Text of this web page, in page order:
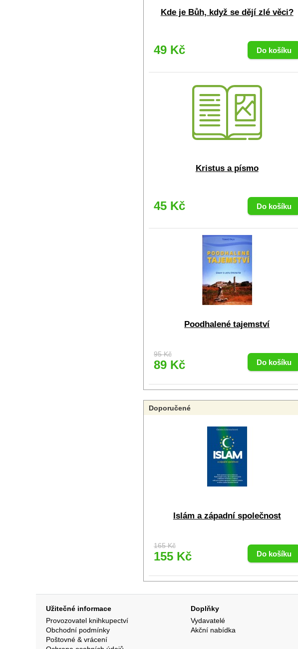
Kde je Bůh, když se dějí zlé věci?
49 Kč
Kristus a písmo
45 Kč
Poodhalené tajemství
95 Kč
89 Kč
Doporučené
Islám a západní společnost
165 Kč
155 Kč
Užitečné informace
Provozovatel knihkupectví
Obchodní podmínky
Poštovné & vrácení
Doplňky
Vydavatelé
Akční nabídka